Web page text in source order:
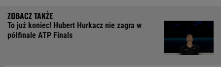
To już koniec! Hubert Hurkacz nie zagra w
półfinale ATP Finals